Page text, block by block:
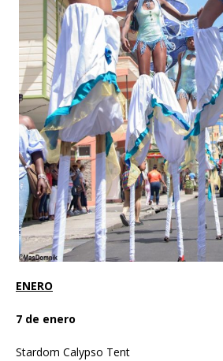
ENERO
7 de enero
Stardom Calypso Tent